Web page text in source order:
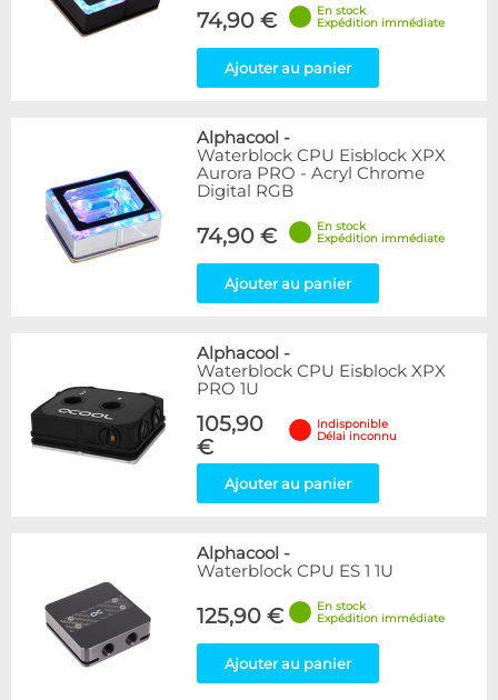
74,90 €
En stock
Expédition immédiate
Ajouter au panier
Alphacool -
Waterblock CPU Eisblock XPX
Aurora PRO - Acryl Chrome
Digital RGB
74,90 €
En stock
Expédition immédiate
Ajouter au panier
Alphacool -
Waterblock CPU Eisblock XPX
PRO 1U
105,90
€
Indisponible
Délai inconnu
Ajouter au panier
Alphacool -
Waterblock CPU ES 1 1U
125,90 €
En stock
Expédition immédiate
Ajouter au panier